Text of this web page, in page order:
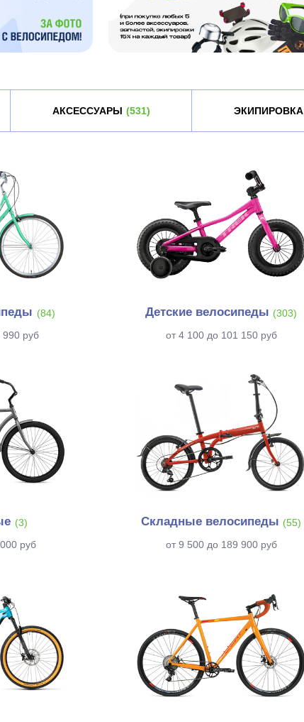
АКСЕССУАРЫ (531) ЭКИПИРОВКА
(84)
990 руб
Детские велосипеды (303)
от 4 100 до 101 150 руб
(3)
руб
Складные велосипеды (55)
от 9 500 до 189 900 руб